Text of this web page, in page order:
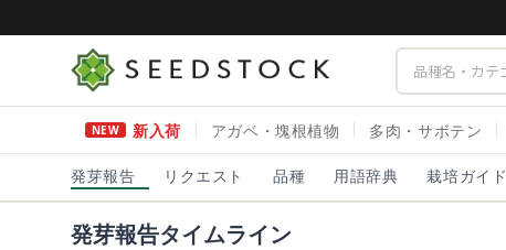
NEW 新入荷 アガベ・塊根植物 多肉・サボテン
発芽報告 リクエスト 品種 用語辞典 栽培ガイド
発芽報告タイムライン